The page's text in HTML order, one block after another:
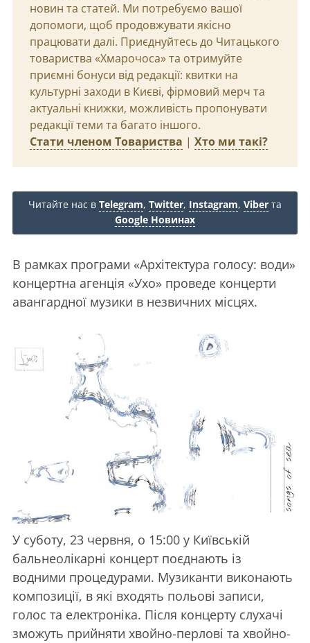
новин та статей. Ми потребуємо вашої
допомоги, щоб продовжувати якісно
працювати далі. Приєднуйтесь до Читацького
товариства «Хмарочоса» та отримуйте
приємні бонуси від редакції: квитки на
культурні заходи в Києві, фірмовий мерч та
актуальні книжки, можливість пропонувати
редакції теми та багато іншого.
Стати членом Товариства | Хто ми такі?
Читайте нас в Telegram, Twitter, Instagram, Viber та
Google Новинах
В рамках програми «Архітектура голосу: води»
концертна агенція «Ухо» проведе концерти
авангардної музики в незвичних місцях.
У суботу, 23 червня, о 15:00 у Київській
бальнеолікарні концерт поєднають із
водними процедурами. Музиканти виконають
композиції, в які входять польові записи,
голос та електроніка. Після концерту слухачі
зможуть прийняти хвойно-перлові та хвойно-